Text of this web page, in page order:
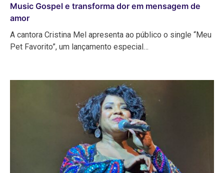
Music Gospel e transforma dor em mensagem de
amor
A cantora Cristina Mel apresenta ao público o single “Meu
Pet Favorito”, um lançamento especial…